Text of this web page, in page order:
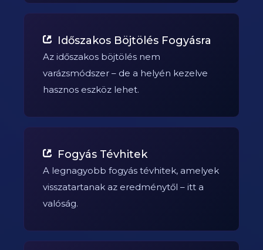
Időszakos Böjtölés Fogyásra
Az időszakos böjtölés nem
varázsmódszer – de a helyén kezelve
hasznos eszköz lehet.
Fogyás Tévhitek
A legnagyobb fogyás tévhitek, amelyek
visszatartanak az eredménytől – itt a
valóság.